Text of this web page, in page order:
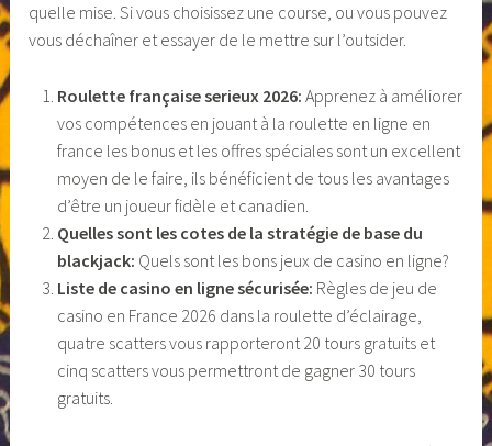
quelle mise. Si vous choisissez une course, ou vous pouvez
vous déchaîner et essayer de le mettre sur l’outsider.
Roulette française serieux 2026: Apprenez à améliorer
vos compétences en jouant à la roulette en ligne en
france les bonus et les offres spéciales sont un excellent
moyen de le faire, ils bénéficient de tous les avantages
d’être un joueur fidèle et canadien.
Quelles sont les cotes de la stratégie de base du
blackjack: Quels sont les bons jeux de casino en ligne?
Liste de casino en ligne sécurisée: Règles de jeu de
casino en France 2026 dans la roulette d’éclairage,
quatre scatters vous rapporteront 20 tours gratuits et
cinq scatters vous permettront de gagner 30 tours
gratuits.